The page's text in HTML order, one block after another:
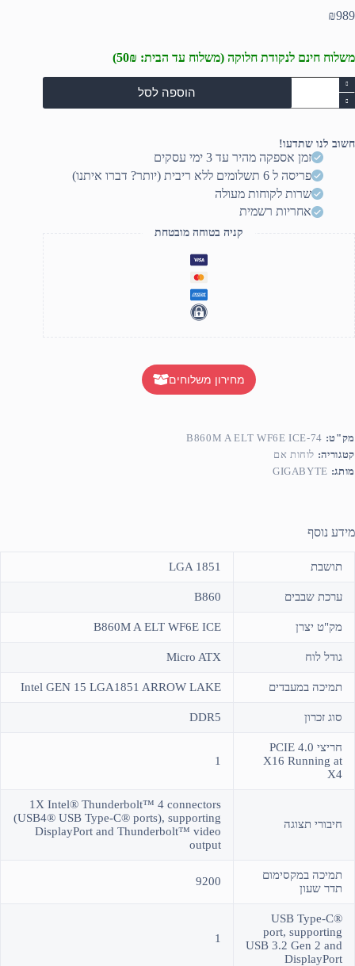
₪989
משלוח חינם לנקודת חלוקה (משלוח עד הבית: 50₪)
כמות
של
לוח
15
Gigabyte
B860M
AORUS
WIFI6E
הוספה לסל
חשוב לנו שתדעו!
זמן אספקה מהיר עד 3 ימי עסקים
פריסה ל 6 תשלומים ללא ריבית (יותר? דברו איתנו)
שרות לקוחות מעולה
אחריות רשמית
קניה בטוחה מובטחת
מחירון משלוחים
מק"ט: B860M A ELT WF6E ICE-74
קטגוריה: לוחות אם
מותג: GIGABYTE
מידע נוסף
תושבת LGA 1851
ערכת שבבים B860
מק"ט יצרן B860M A ELT WF6E ICE
גודל לוח Micro ATX
תמיכה במעבדים Intel GEN 15 LGA1851 ARROW LAKE
סוג זכרון DDR5
חריצי PCIE 4.0
X16 Running at
X4
1
חיבורי תצוגה
1X Intel® Thunderbolt™ 4 connectors
(USB4® USB Type-C® ports), supporting
DisplayPort and Thunderbolt™ video
output
תמיכה במקסימום
תדר שעון
9200
USB Type-C®
port, supporting
USB 3.2 Gen 2 and
DisplayPort
1